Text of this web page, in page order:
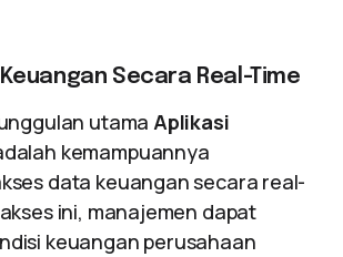
Secara Real-Time
utama Aplikasi
kemampuannya
data keuangan secara real-
ini, manajemen dapat
keuangan perusahaan